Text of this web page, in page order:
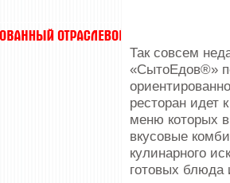
Так совсем
«СытоЕдов®»
ресторан идет
меню которых
вкусовые
кулинарного
готовых блюда